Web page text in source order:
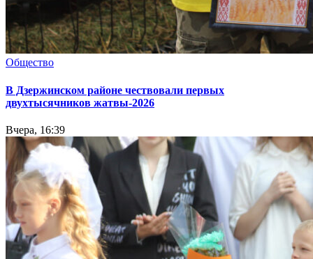
Общество
В Дзержинском районе чествовали первых
двухтысячников жатвы-2026
Вчера, 16:39